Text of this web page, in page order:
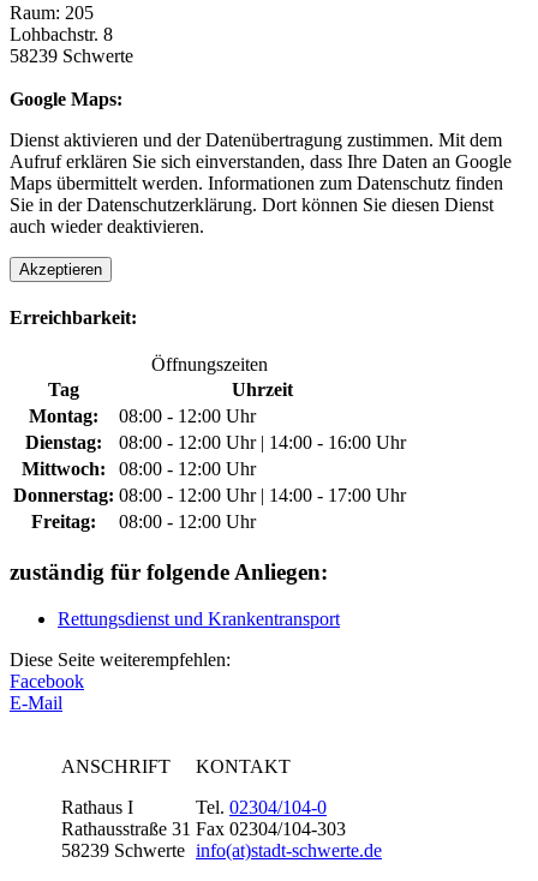
Raum: 205
Lohbachstr. 8
58239 Schwerte
Google Maps:
Dienst aktivieren und der Datenübertragung zustimmen. Mit dem
Aufruf erklären Sie sich einverstanden, dass Ihre Daten an Google
Maps übermittelt werden. Informationen zum Datenschutz finden
Sie in der Datenschutzerklärung. Dort können Sie diesen Dienst
auch wieder deaktivieren.
Akzeptieren
Erreichbarkeit:
Öffnungszeiten
Tag
Uhrzeit
Montag:
08:00 - 12:00 Uhr
Dienstag:
08:00 - 12:00 Uhr | 14:00 - 16:00 Uhr
Mittwoch:
08:00 - 12:00 Uhr
Donnerstag: 08:00 - 12:00 Uhr | 14:00 - 17:00 Uhr
Freitag:
08:00 - 12:00 Uhr
zuständig für folgende Anliegen:
Rettungsdienst und Krankentransport
Diese Seite weiterempfehlen:
Facebook
E-Mail
ANSCHRIFT
Rathaus I
Rathausstraße 31
58239 Schwerte
KONTAKT
Tel. 02304/104-0
Fax 02304/104-303
info(at)stadt-schwerte.de